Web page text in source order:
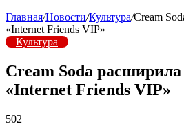
Главная/Новости/Культура/Cream
«Internet Friends VIP»
Культура
Cream Soda
«Internet Friends VIP»
502